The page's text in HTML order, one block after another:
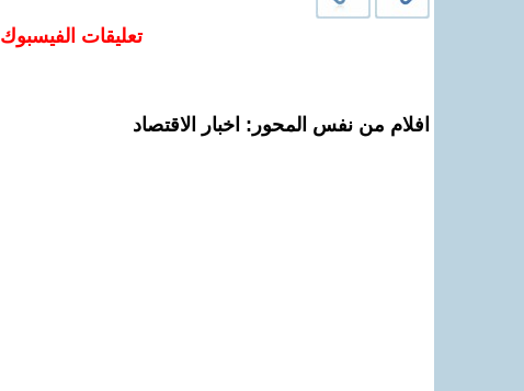
تعليقات الفيسبوك
افلام من نفس المحور: اخبار الاقتصاد